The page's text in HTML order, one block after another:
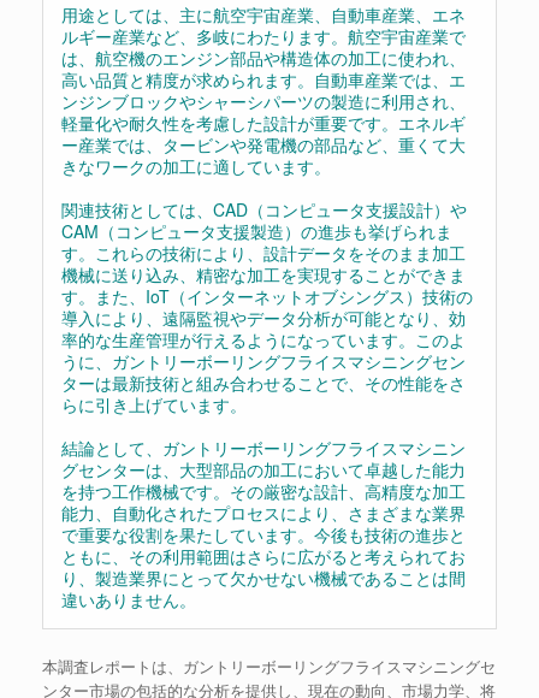
用途としては、主に航空宇宙産業、自動車産業、エネ
ルギー産業など、多岐にわたります。航空宇宙産業で
は、航空機のエンジン部品や構造体の加工に使われ、
高い品質と精度が求められます。自動車産業では、エ
ンジンブロックやシャーシパーツの製造に利用され、
軽量化や耐久性を考慮した設計が重要です。エネルギ
ー産業では、タービンや発電機の部品など、重くて大
きなワークの加工に適しています。
関連技術としては、CAD（コンピュータ支援設計）や
CAM（コンピュータ支援製造）の進歩も挙げられま
す。これらの技術により、設計データをそのまま加工
機械に送り込み、精密な加工を実現することができま
す。また、IoT（インターネットオブシングス）技術の
導入により、遠隔監視やデータ分析が可能となり、効
率的な生産管理が行えるようになっています。このよ
うに、ガントリーボーリングフライスマシニングセン
ターは最新技術と組み合わせることで、その性能をさ
らに引き上げています。
結論として、ガントリーボーリングフライスマシニン
グセンターは、大型部品の加工において卓越した能力
を持つ工作機械です。その厳密な設計、高精度な加工
能力、自動化されたプロセスにより、さまざまな業界
で重要な役割を果たしています。今後も技術の進歩と
ともに、その利用範囲はさらに広がると考えられてお
り、製造業界にとって欠かせない機械であることは間
違いありません。
本調査レポートは、ガントリーボーリングフライスマシニングセ
ンター市場の包括的な分析を提供し、現在の動向、市場力学、将